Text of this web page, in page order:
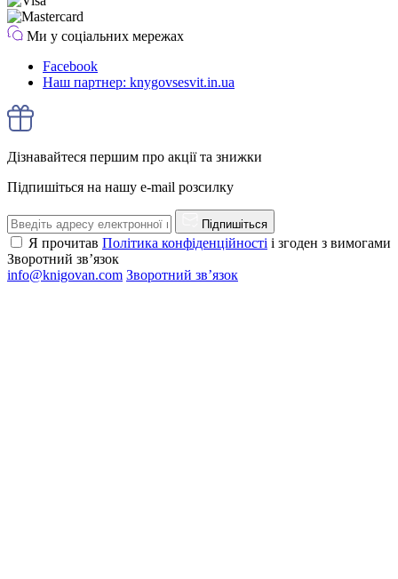
Ми у соціальних мережах
Facebook
Наш партнер: knygovsesvit.in.ua
Дізнавайтеся першим про акції та знижки
Підпишіться на нашу e-mail розсилку
Підпишіться
Я прочитав Політика конфіденційності і згоден з вимогами
Зворотний зв’язок
info@knigovan.com Зворотний зв’язок